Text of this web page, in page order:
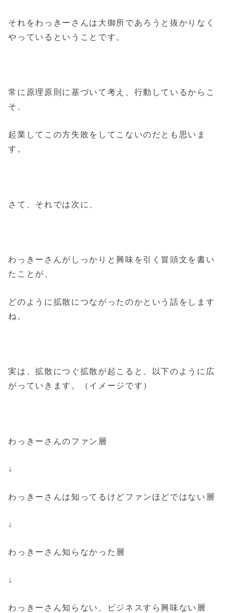
それをわっきーさんは大御所であろうと抜かりなく
やっているということです。
常に原理原則に基づいて考え、行動しているからこ
そ、
起業してこの方失敗をしてこないのだとも思いま
す。
さて、それでは次に、
わっきーさんがしっかりと興味を引く冒頭文を書い
たことが、
どのように拡散につながったのかという話をします
ね。
実は、拡散につぐ拡散が起こると、以下のように広
がっていきます。（イメージです）
わっきーさんのファン層
↓
わっきーさんは知ってるけどファンほどではない層
↓
わっきーさん知らなかった層
↓
わっきーさん知らない、ビジネスすら興味ない層